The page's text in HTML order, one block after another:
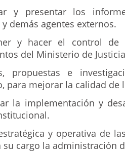
y presentar los
demás agentes externos.
y hacer el control
del Ministerio de
propuestas e
para mejorar la calidad de
la implementación y
y operativa de
cargo la administración